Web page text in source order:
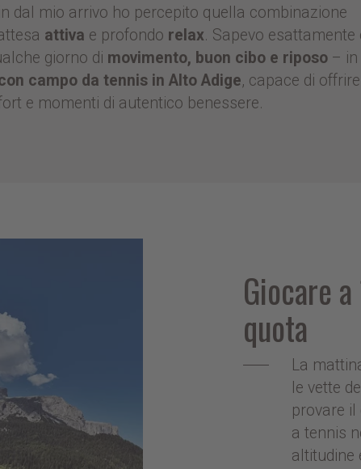
dal mio arrivo ho percepito quella combinazione
attiva e profondo relax. Sapevo esattamente
giorno di movimento, buon cibo e riposo – in
campo da tennis in Alto Adige, capace di offrire
e momenti di autentico benessere.
Giocare
quota
La
le vette
provare il
a tennis
altitudine